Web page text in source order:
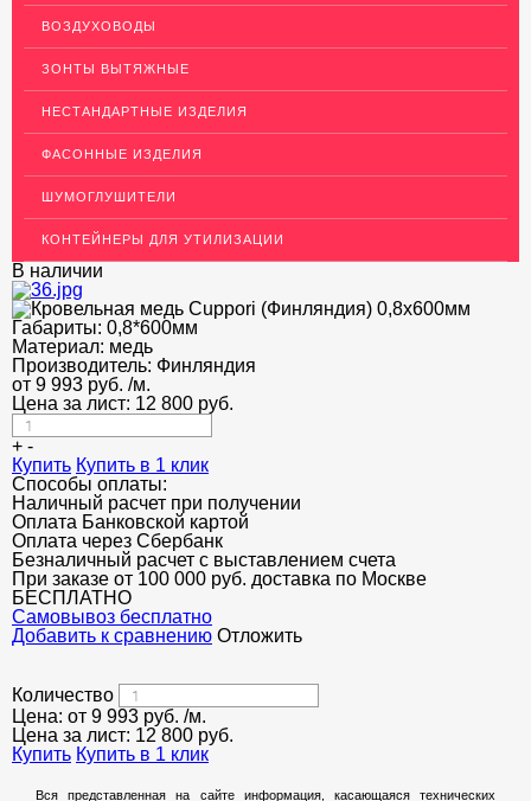
Крепеж из меди
Медные трубы
Изделия из Меди
Кабель, провод медный
ЛАТУННЫЙ ПРОКАТ
ДЕКОР НЕРЖАВЕЙКА
ОГРАЖДЕНИЯ ДЛЯ ЛЕСТНИЦ
ЭЛЕКТРОДЫ
ДЕКОРАТИВНЫЙ УГОЛОК
МЕТАЛЛИЧЕСКИЕ ПОРОГИ НАПОЛЬНЫЕ (ДЛЯ ПОЛА),
РАСКЛАДКА, ПЛИНТУС
ПОТОЛКИ
АКЦИИ
НЕДОРОГОЙ МЕТАЛЛОПРОКАТ
ВОЗДУХОВОДЫ
ЗОНТЫ ВЫТЯЖНЫЕ
НЕСТАНДАРТНЫЕ ИЗДЕЛИЯ
ФАСОННЫЕ ИЗДЕЛИЯ
ШУМОГЛУШИТЕЛИ
КОНТЕЙНЕРЫ ДЛЯ УТИЛИЗАЦИИ
В наличии
Габариты: 0,8*600мм
Материал: медь
Производитель: Финляндия
от 9 993 руб. /м.
Цена за лист: 12 800 руб.
+ -
Купить Купить в 1 клик
Способы оплаты:
Наличный расчет при получении
Оплата Банковской картой
Оплата через Сбербанк
Безналичный расчет с выставлением счета
При заказе от 100 000 руб. доставка по Москве
БЕСПЛАТНО
Cамовывоз бесплатно
Добавить к сравнению Отложить
Количество
Цена: от 9 993 руб. /м.
Цена за лист: 12 800 руб.
Купить Купить в 1 клик
Вся представленная на сайте информация, касающаяся технических